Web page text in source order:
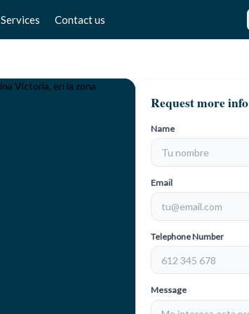
Services
Free valuation
Contact us
Request more info
Name
Email
Telephone Number
Message